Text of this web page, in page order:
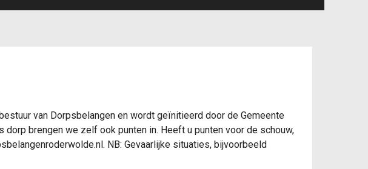
van Dorpsbelangen en wordt geïnitieerd door de Gemeente
brengen we zelf ook punten in. Heeft u punten voor de schouw,
NB: Gevaarlijke situaties, bijvoorbeeld